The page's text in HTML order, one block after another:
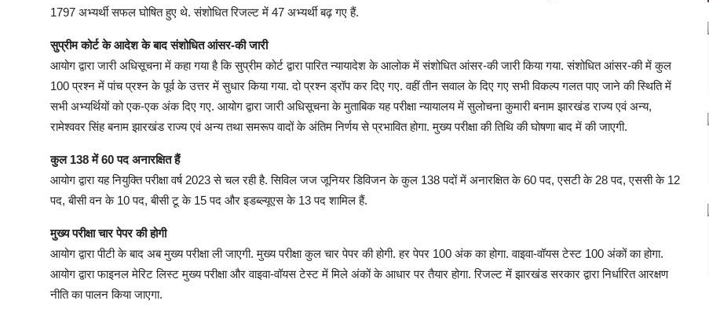
1797 अभ्यर्थी सफल घोषित हुए थे. संशोधित रिजल्ट में 47 अभ्यर्थी बढ़ गए हैं.
सुप्रीम कोर्ट के आदेश के बाद संशोधित आंसर-की जारी
आयोग द्वारा जारी अधिसूचना में कहा गया है कि सुप्रीम कोर्ट द्वारा पारित न्यायादेश के आलोक में संशोधित आंसर-की जारी किया गया. संशोधित आंसर-की में कुल
100 प्रश्न में पांच प्रश्न के पूर्व के उत्तर में सुधार किया गया. दो प्रश्न ड्रॉप कर दिए गए. वहीं तीन सवाल के दिए गए सभी विकल्प गलत पाए जाने की स्थिति में
सभी अभ्यर्थियों को एक-एक अंक दिए गए. आयोग द्वारा जारी अधिसूचना के मुताबिक यह परीक्षा न्यायालय में सुलोचना कुमारी बनाम झारखंड राज्य एवं अन्य,
रामेश्ववर सिंह बनाम झारखंड राज्य एवं अन्य तथा समरूप वादों के अंतिम निर्णय से प्रभावित होगा. मुख्य परीक्षा की तिथि की घोषणा बाद में की जाएगी.
कुल 138 में 60 पद अनारक्षित हैं
आयोग द्वारा यह नियुक्ति परीक्षा वर्ष 2023 से चल रही है. सिविल जज जूनियर डिविजन के कुल 138 पदों में अनारक्षित के 60 पद, एसटी के 28 पद, एससी के 12
पद, बीसी वन के 10 पद, बीसी टू के 15 पद और इडब्ल्यूएस के 13 पद शामिल हैं.
मुख्य परीक्षा चार पेपर की होगी
आयोग द्वारा पीटी के बाद अब मुख्य परीक्षा ली जाएगी. मुख्य परीक्षा कुल चार पेपर की होगी. हर पेपर 100 अंक का होगा. वाइवा-वॉयस टेस्ट 100 अंकों का होगा.
आयोग द्वारा फाइनल मेरिट लिस्ट मुख्य परीक्षा और वाइवा-वॉयस टेस्ट में मिले अंकों के आधार पर तैयार होगा. रिजल्ट में झारखंड सरकार द्वारा निर्धारित आरक्षण
नीति का पालन किया जाएगा.